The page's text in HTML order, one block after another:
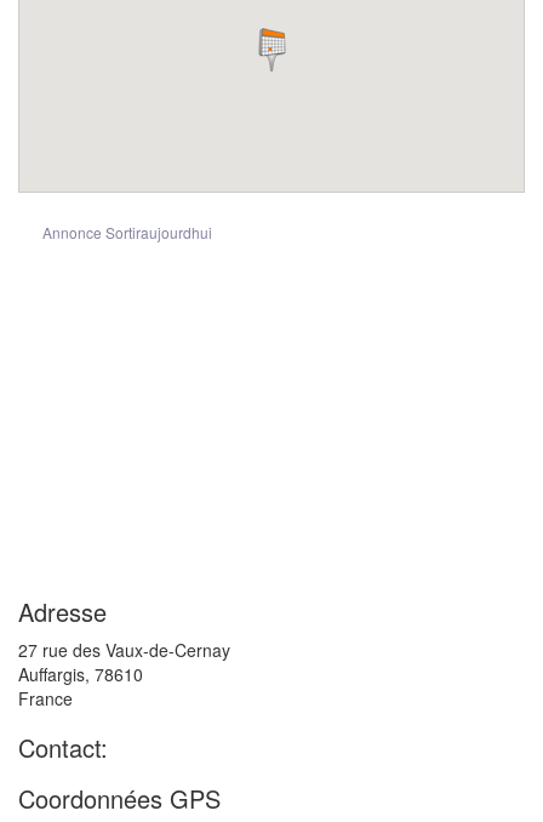
Annonce Sortiraujourdhui
Adresse
27 rue des Vaux-de-Cernay
Auffargis, 78610
France
Contact:
Coordonnées GPS